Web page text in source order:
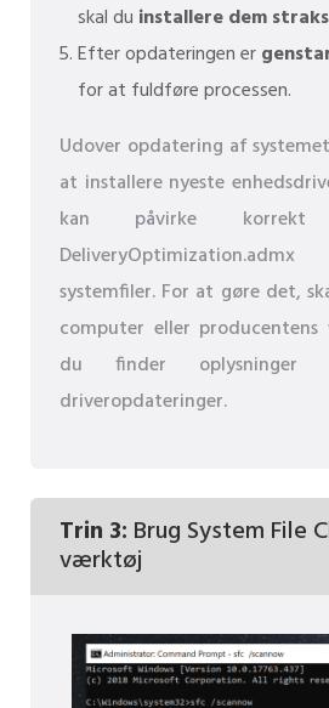
skal du installere dem straks
Efter opdateringen er
for at fuldføre processen.
Udover opdatering af
at installere nyeste
kan påvirke
systemfiler. For at gøre det,
computer eller producentens
du finder oplysninger
driveropdateringer.
Trin 3: Brug System File
værktøj